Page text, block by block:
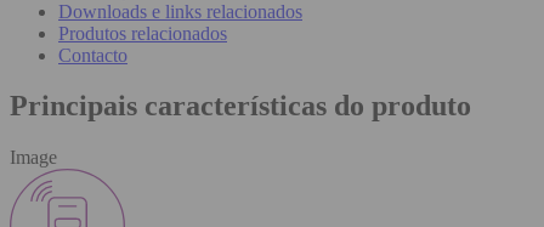
Downloads e links relacionados
Produtos relacionados
Contacto
Principais características do produto
Image